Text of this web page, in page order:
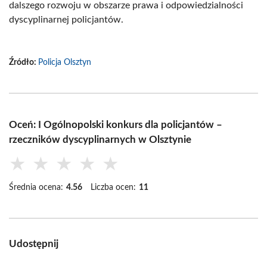
dalszego rozwoju w obszarze prawa i odpowiedzialności
dyscyplinarnej policjantów.
Źródło: Policja Olsztyn
Oceń: I Ogólnopolski konkurs dla policjantów –
rzeczników dyscyplinarnych w Olsztynie
★ ★ ★ ★ ★
Średnia ocena: 4.56 Liczba ocen: 11
Udostępnij